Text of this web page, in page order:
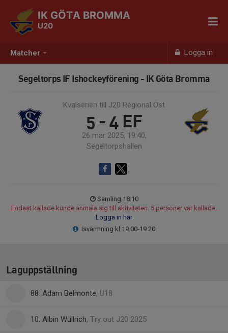
Matcher Logga in
IK GÖTA BROMMA
U20
Segeltorps IF Ishockeyförening - IK Göta Bromma
Kvalserien till J20 Regional Öst
5 - 4 EF
26 mar 2025, 19:40,
Segeltorpshallen
Samling 18:10
Endast kallade kunde anmäla sig till aktiviteten. 5 personer var kallade.
Logga in här
Isvärmning kl 19.00-19.20
Laguppställning
88. Adam Belmonte, U18
10. Albin Wullrich, Try out J20 2025